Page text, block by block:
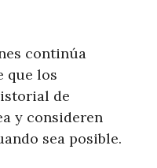
continúa
que los
de
y consideren
sea posible.